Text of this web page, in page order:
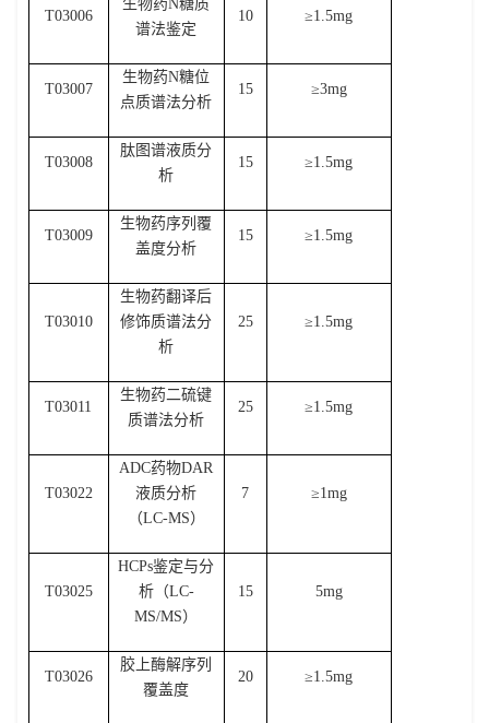
T03006
生物药N糖质
谱法鉴定
10 ≥1.5mg
T03007
生物药N糖位
点质谱法分析
15 ≥3mg
T03008
肽图谱液质分
析
15 ≥1.5mg
T03009
生物药序列覆
盖度分析
15 ≥1.5mg
T03010
生物药翻译后
修饰质谱法分
析
25 ≥1.5mg
T03011
生物药二硫键
质谱法分析
25 ≥1.5mg
T03022
ADC药物DAR
液质分析
（LC-MS）
7 ≥1mg
T03025
HCPs鉴定与分
析（LC-
MS/MS）
15 5mg
T03026
胶上酶解序列
覆盖度
20 ≥1.5mg